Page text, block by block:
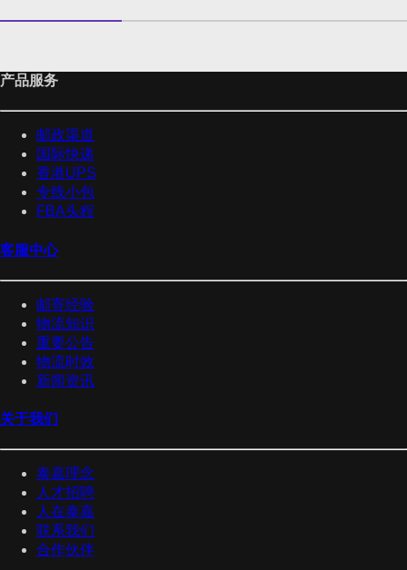
产品服务
邮政渠道
国际快递
香港UPS
专线小包
FBA头程
客服中心
邮寄经验
物流知识
重要公告
物流时效
新闻资讯
关于我们
泰嘉理念
人才招聘
人在泰嘉
联系我们
合作伙伴